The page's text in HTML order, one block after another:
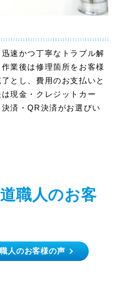
速かつ丁寧なトラブル解
業後は修理箇所をお客様
とし、費用のお支払いと
現金・クレジットカー
済・QR決済がお選びい
職人のお客
様
人のお客様の声